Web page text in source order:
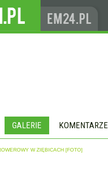
GALERIE KOMENTARZE
W ZIĘBICACH [FOTO]